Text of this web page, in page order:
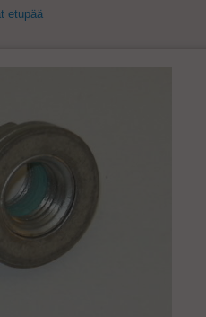
etupää